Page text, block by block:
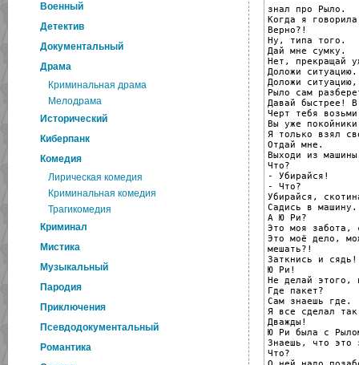
Военный
Детектив
Документальный
Драма
Криминальная драма
Мелодрама
Исторический
Киберпанк
Комедия
Лирическая комедия
Криминальная комедия
Трагикомедия
Криминал
Мистика
Музыкальный
Пародия
Приключения
Псевдодокументальный
Романтика
знал про Рыло.
Когда я
Верно?!
Ну, типа того.
Дай мне сумку.
Нет, прекращай
Доложи ситуацию.
Доложи
Рыло сам
Давай быстрее!
Черт тебя
Вы уже
Я только взял
Отдай мне.
Выходи из
Что?
- Убирайся!
- Что?
Убирайся,
Садись в машину.
А Ю Ри?
Это моя забота,
Это моё дело,
мешать?!
Заткнись и сядь!
Ю Ри!
Не делай этого,
Где пакет?
Сам знаешь где.
Я все сделал
Дважды!
Ю Ри была с
Знаешь, что это
Что?